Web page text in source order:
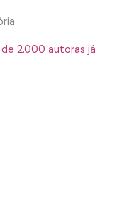
2.000 autoras já